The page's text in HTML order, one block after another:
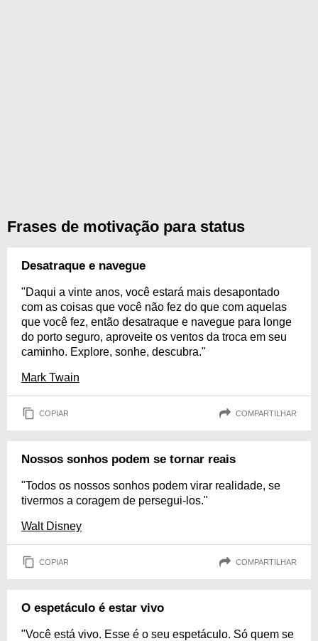
Frases de motivação para status
Desatraque e navegue
"Daqui a vinte anos, você estará mais desapontado
com as coisas que você não fez do que com aquelas
que você fez, então desatraque e navegue para longe
do porto seguro, aproveite os ventos da troca em seu
caminho. Explore, sonhe, descubra."
Mark Twain
COPIAR COMPARTILHAR
Nossos sonhos podem se tornar reais
"Todos os nossos sonhos podem virar realidade, se
tivermos a coragem de persegui-los."
Walt Disney
COPIAR COMPARTILHAR
O espetáculo é estar vivo
"Você está vivo. Esse é o seu espetáculo. Só quem se